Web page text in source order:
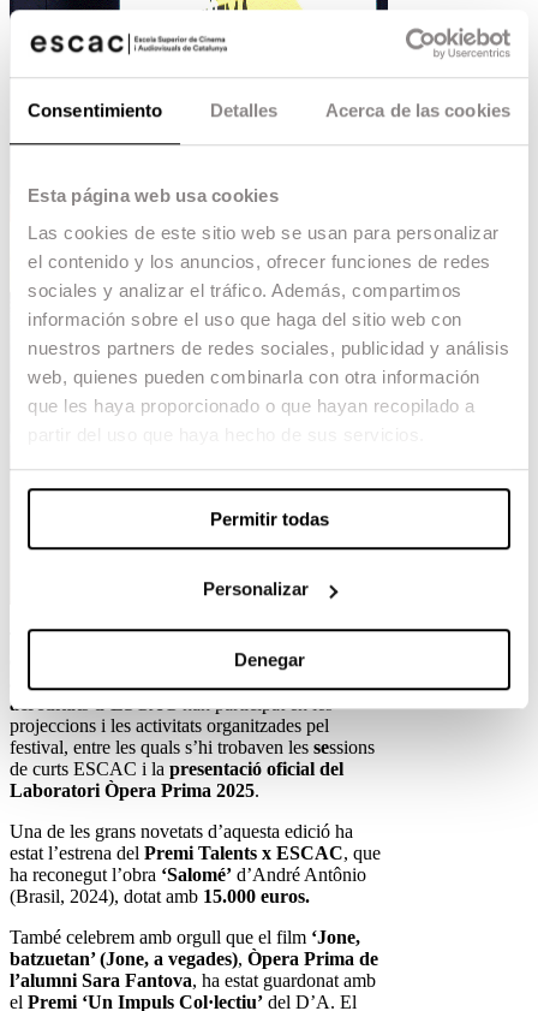
Consentimiento Detalles Acerca de las cookies
Esta página web usa cookies
Las cookies de este sitio web se usan para personalizar
el contenido y los anuncios, ofrecer funciones de redes
sociales y analizar el tráfico. Además, compartimos
información sobre el uso que haga del sitio web con
nuestros partners de redes sociales, publicidad y análisis
web, quienes pueden combinarla con otra información
que les haya proporcionado o que hayan recopilado a
Permitir todas
Personalizar
Denegar
Tanquem l’edició2025 del D’A: dies plens
d’emocions, celebrant el cinema i amb una gran
acollida del públic. Prop de
acreditats d’ESCAChan participat en les
projeccions i les activitats organitzades pel
festival, entre les quals s’hi trobaven les sessions
de curts ESCAC i la presentació oficial del
Laboratori Òpera Prima 2025.
Una de les grans novetats d’aquesta edició ha
estat l’estrena del Premi Talents x ESCAC, que
ha reconegut l’obra ‘Salomé’ d’André Antônio
(Brasil, 2024), dotat amb 15.000 euros.
També celebrem amb orgull que el film ‘Jone,
batzuetan’ (Jone, a vegades), Òpera Prima de
l’alumni Sara Fantova, ha estat guardonat amb
el Premi ‘Un Impuls Col·lectiu’ del D’A. El